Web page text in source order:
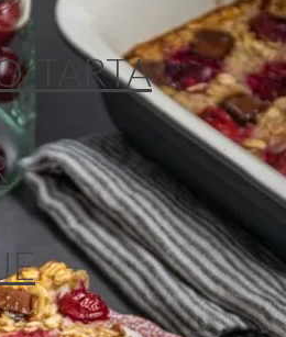
TARTA